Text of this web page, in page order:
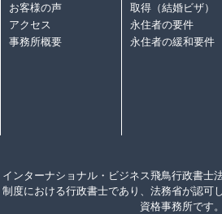
お客様の声
アクセス
事務所概要
取得（結婚ビザ）
永住者の要件
永住者の緩和要件
インターナショナル・ビジネス飛鳥行政書士
制度における行政書士であり、法務省が認可
資格事務所です。